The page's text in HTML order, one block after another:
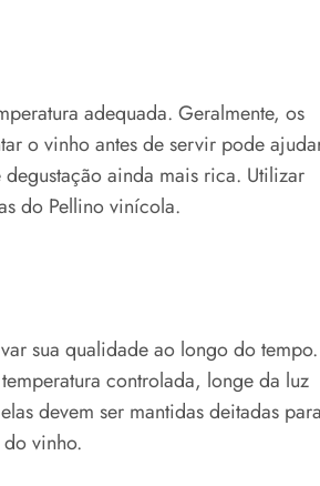
adequada. Geralmente, os
o vinho antes de servir pode
ainda mais rica. Utilizar
do Pellino vinícola.
sua qualidade ao longo do tempo.
controlada, longe da luz
devem ser mantidas deitadas para
vinho.